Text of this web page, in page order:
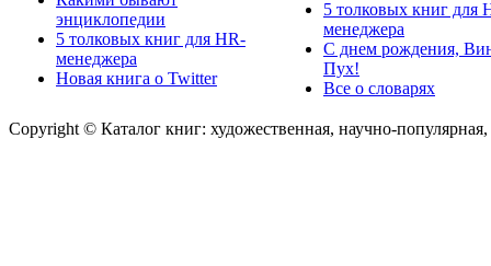
энциклопедии
5 толковых книг для HR-
менеджера
Новая книга о Twitter
5 толковых книг для
менеджера
С днем рождения,
Пух!
Все о словарях
Copyright © Каталог книг: художественная, научно-